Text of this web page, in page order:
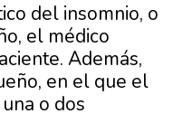
del insomnio, o
el médico
Además,
en el que el
o dos